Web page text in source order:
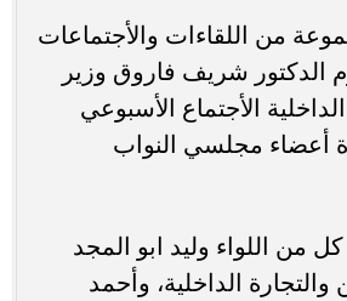
من اللقاءات والأجتماعات
الدكتور شريف فاروق وزير
الأجتماع الأسبوعي
أعضاء مجلسي النواب
من اللواء وليد ابو المجد
والتجارة الداخلية، وأحمد